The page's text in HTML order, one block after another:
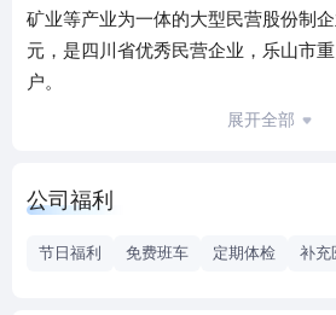
矿业等产业为一体的大型民营股份制
元，是四川省优秀民营企业，乐山市
户。
集团母公司水泥公司现有大型新型干
位、支持国家重点建设工程优秀供应商
展开全部
公司福利
节日福利 免费班车 定期体检 补充